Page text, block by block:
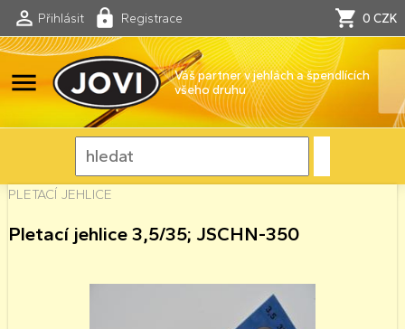
Přihlásit Registrace 0 CZK
menu
Váš partner v jehlách a špendlících
všeho druhu
PLETACÍ JEHLICE
Pletací jehlice 3,5/35; JSCHN-350